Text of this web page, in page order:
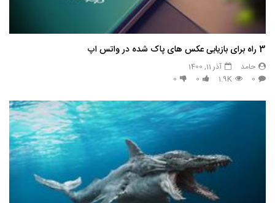
3 راه برای بازیابی عکس های پاک شده در واتس اپ
حامد
آذر 11, 1400
0
1.9K
0
0